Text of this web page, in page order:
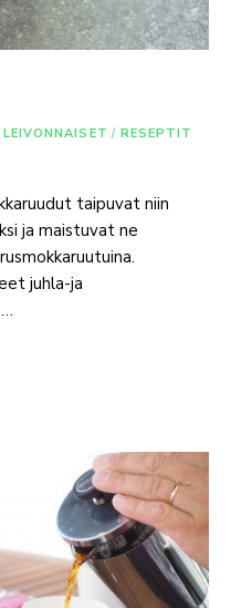
LEIVONNAISET / RESEPTIT
taipuvat niin
ja maistuvat ne
juhla-ja